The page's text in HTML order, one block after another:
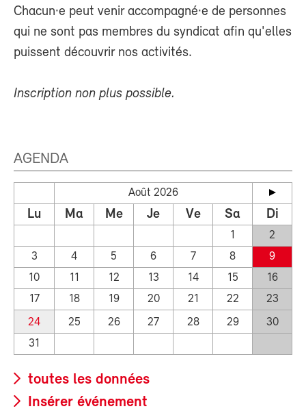
Chacun·e peut venir accompagné·e de personnes
qui ne sont pas membres du syndicat afin qu'elles
puissent découvrir nos activités.
Inscription non plus possible.
AGENDA
Août 2026
Lu Ma Me Je Ve Sa Di
1
2
3
4 5 6 7 8
9
10
11 12 13 14 15
16
17
18 19 20 21 22
23
24
25 26 27 28 29
30
31
toutes les données
Insérer événement